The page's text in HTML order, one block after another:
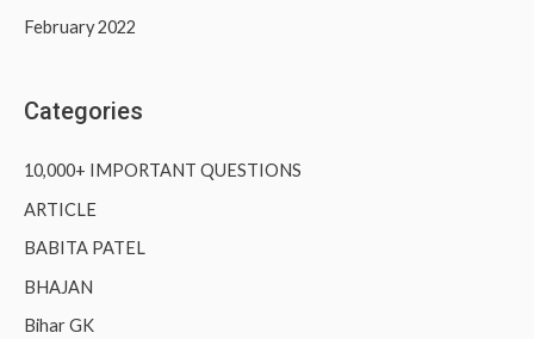
February 2022
Categories
10,000+ IMPORTANT QUESTIONS
ARTICLE
BABITA PATEL
BHAJAN
Bihar GK